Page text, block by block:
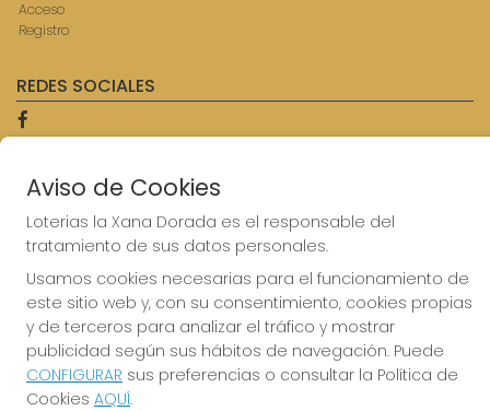
Acceso
Registro
REDES SOCIALES
CONTACTO
ADMINISTRACION DE LOTERIAS: 9-AVILES - RECEPTOR
OFICIAL: 57750
985567207
Clica aquí para contactar por WhatsApp
614069067
info@laxanadorada.com
Fernandez Balsera 26 bajo
Aviles, 33402
(Asturias) España
Aviso de Cookies
Loterias la Xana Dorada es el responsable del
tratamiento de sus datos personales.
Usamos cookies necesarias para el funcionamiento de
este sitio web y, con su consentimiento, cookies propias
y de terceros para analizar el tráfico y mostrar
publicidad según sus hábitos de navegación. Puede
CONFIGURAR sus preferencias o consultar la Política de
Cookies AQUÍ.